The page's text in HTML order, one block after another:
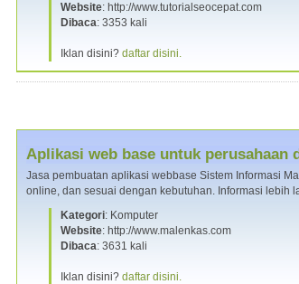
Website: http://www.tutorialseocepat.com
Dibaca: 3353 kali
Iklan disini? daftar disini.
Aplikasi web base untuk perusahaan
Jasa pembuatan aplikasi webbase Sistem Informasi
online, dan sesuai dengan kebutuhan. Informasi lebih
Kategori: Komputer
Website: http://www.malenkas.com
Dibaca: 3631 kali
Iklan disini? daftar disini.